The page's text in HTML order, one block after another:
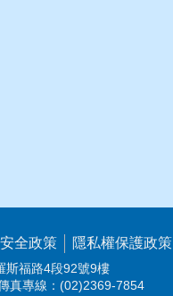
全政策 隱私權保護政策
斯福路4段92號9樓
真專線：(02)2369-7854